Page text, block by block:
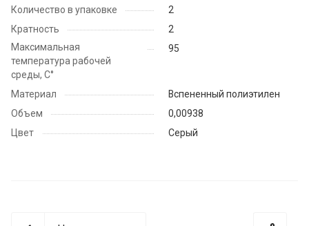
Количество в упаковке
2
Кратность
2
Максимальная
температура рабочей
среды, С°
95
Материал
Вспененный полиэтилен
Объем
0,00938
Цвет
Серый